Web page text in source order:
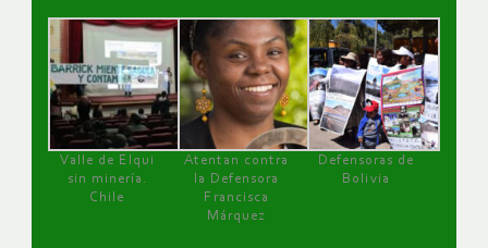
Valle de Elqui
sin minería.
Chile
Atentan contra
la Defensora
Francisca
Márquez
Defensoras de
Bolivia